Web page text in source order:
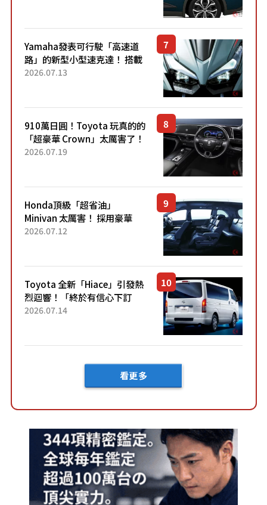
Yamaha發表可行駛「高速道
路」的新型小型速克達！ 搭載
能享受超強勁「渦輪感」的動
2026.07.13
910萬日圓！Toyota 玩真的的
「超豪華 Crown」太厲害了！
採用由「匠人技藝」打造的
2026.07.19
Honda頂級「超省油」
Minivan 太厲害！ 採用豪華
「真皮座椅」與專屬「黑色內
「三...
2026.07.12
Toyota 全新「Hiace」引發熱
烈迴響！「終於有信心下訂
了！」「哪個等級交車最
車？...
2026.07.14
看更多